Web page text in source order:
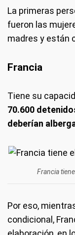
La primeras
fueron las
madres y están
Francia
Tiene su
70.600
deberían
Francia
Por eso,
condicional,